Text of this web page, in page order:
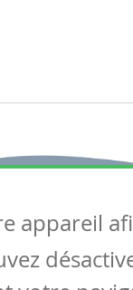
nous
appareil